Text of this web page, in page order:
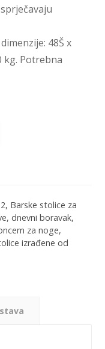
48Š x
kg. Potrebna
, Barske stolice za
, dnevni boravak,
za noge,
izrađene od